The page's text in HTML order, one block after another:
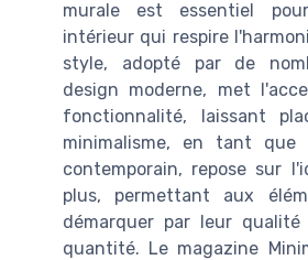
murale est essentiel
intérieur qui respire
style, adopté par de
design moderne, met
fonctionnalité, laissant
minimalisme, en tant
contemporain, repose sur
plus, permettant aux
démarquer par leur
quantité. Le magazine